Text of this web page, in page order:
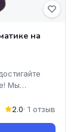
на
Мы
2.0· 1 отзыв